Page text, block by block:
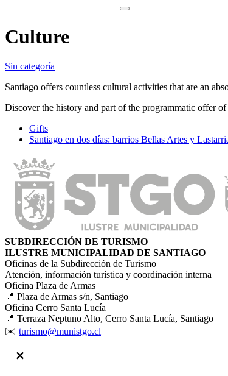
Culture
Sin categoría
Santiago offers countless cultural activities that are an
Discover the history and part of the programmatic offer of
Gifts
Santiago en dos dí­as: barrios Bellas Artes y
SUBDIRECCIÓN DE TURISMO
ILUSTRE MUNICIPALIDAD DE SANTIAGO
Oficinas de la Subdirección de Turismo
Atención, información turística y coordinación interna
Oficina Plaza de Armas
📍 Plaza de Armas s/n, Santiago
Oficina Cerro Santa Lucía
📍 Terraza Neptuno Alto, Cerro Santa Lucía, Santiago
✉️ turismo@munistgo.cl